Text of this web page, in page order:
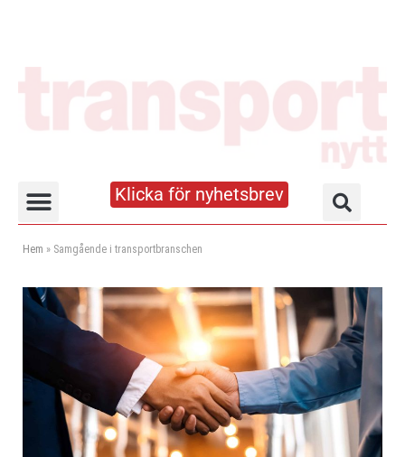
Klicka för nyhetsbrev
Hem » Samgående i transportbranschen